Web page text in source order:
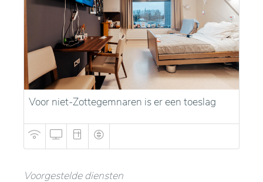
Voor niet-Zottegemnaren is er een toeslag
Voorgestelde diensten